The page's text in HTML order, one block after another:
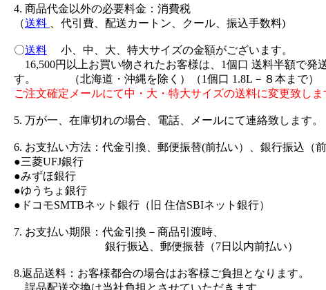
4. 商品代金以外の必要料金：消費税
（送料 、代引費、配送カートン、クール、振込手数料)
〇送料 小、中、大、特大サイズの金額がございます。
16,500円以上お買い物されたお客様は、1個口 送料半額で発
す。 （北海道・沖縄を除く）（1個口 1.8L－８本まで）
ご注文確定メールにて中・大・特大サイズの送料に変更致しま
5. 万が一、在庫切れの場合、電話、メールにて連絡致します。
6. お支払い方法：代金引換、郵便振替(前払い）、銀行振込（前
●三菱UFJ銀行
●みずほ銀行
●ゆうちょ銀行
●ドコモSMTBネット銀行（旧 住信SBIネット銀行）
7. お支払い期限：代金引換－商品引渡時、
銀行振込、郵便振替（7日以内前払い）
8.返品送料：お客様都合の場合はお客様ご負担となります。
誤品配送交換は当社負担とさせていただきます。